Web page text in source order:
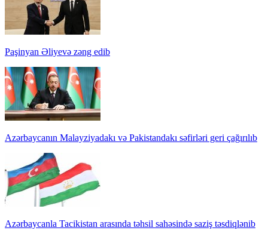
Paşinyan Əliyevə zəng edib
Azərbaycanın Malayziyadakı və Pakistandakı səfirləri geri çağırılıb
Azərbaycanla Tacikistan arasında təhsil sahəsində saziş təsdiqlənib